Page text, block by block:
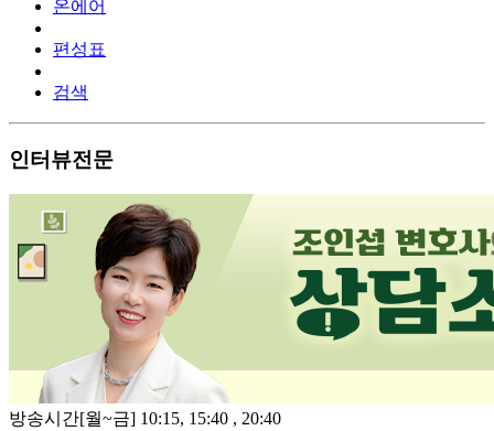
온에어
편성표
검색
인터뷰전문
방송시간[월~금] 10:15, 15:40 , 20:40